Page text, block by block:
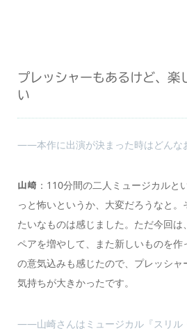
プレッシャーもあるけど、楽
い
――本作に出演が決まった時はどんな
山崎 ：110分間の二人ミュージカルと
っと怖いというか、大変だろうなと
たいなものは感じました。ただ今回
ペアを増やして、また新しいものを
の意気込みも感じたので、プレッシ
気持ちが大きかったです。
――山崎さんはミュージカル『スリル